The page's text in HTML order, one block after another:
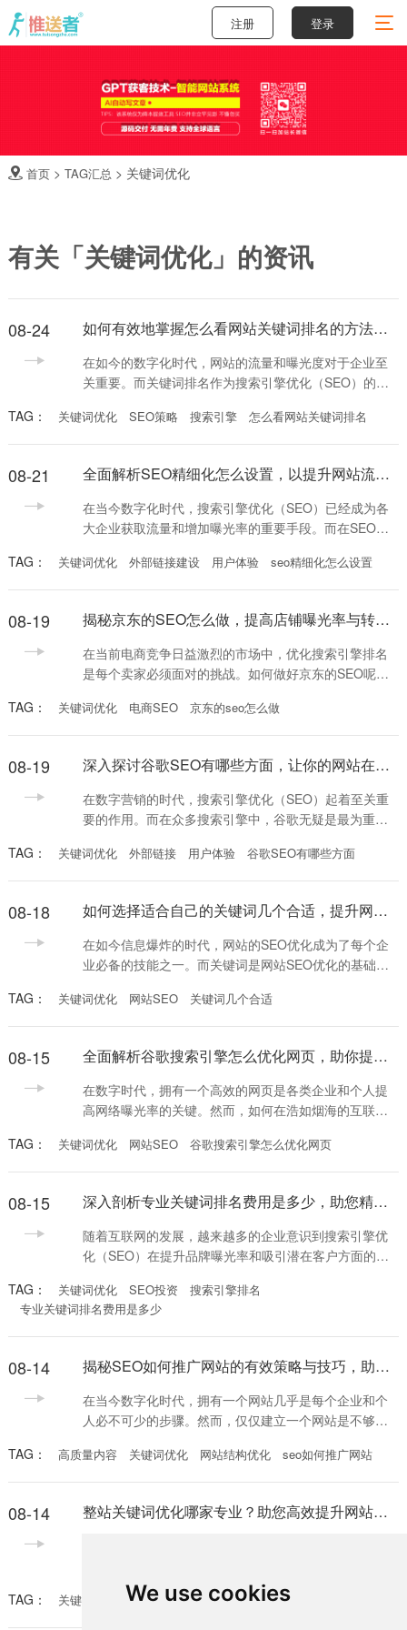
We use cookies
登录
注册
 首页> TAG汇总 > 关键词优化
有关「关键词优化」的资讯
08-24 如何有效地掌握怎么看网站关键词排名的方法和技巧
在如今的数字化时代，网站的流量和曝光度对于企业至
关重要。而关键词排名作为搜索引擎优化（SEO）的核
了解怎么看网站关键词排名变得尤为重要。通过掌握这
一技能，您能够更好地优化网站，提升其在搜索引擎中
的工具。目前市面上有众多免费的和付费的工具可以帮
助企业主和SEO从业者监测关键词排名，如Google
TAG： 关键词优化 SEO策略 搜索引擎 怎么看网站关键词排名
08-21 全面解析SEO精细化怎么设置，以提升网站流量和排名
在当今数字化时代，搜索引擎优化（SEO）已经成为各
大企业获取流量和增加曝光率的重要手段。而在SEO的
SEO精细化怎么设置呢？本文将深入探讨这一话题，并
提供切实可行的策略。 首先，我们需要了解SEO精细化
的核心概念。SEO精细化不仅仅是关键词的优化，还包
括对网站结构、内容、用户体验等多方面的考量。在设
置SEO策略时，必须围绕用户的需求进行全面的分析
TAG： 关键词优化 外部链接建设 用户体验 seo精细化怎么设置
08-19 揭秘京东的SEO怎么做，提高店铺曝光率与转化率的有效策略
在当前电商竞争日益激烈的市场中，优化搜索引擎排名
是每个卖家必须面对的挑战。如何做好京东的SEO呢？
此，掌握有效的SEO策略，对于提高店铺的综合表现至
关重要。 首先，关键词研究是京东的SEO怎么做的核
心。卖家需要通过工具进行全面的关键词分析，找出用
户搜索的关键短语。这些关键词应覆盖产品的主要特
征、用途以及相关的流行词汇。确定了关键词之后，合
理地将
TAG： 关键词优化 电商SEO 京东的seo怎么做
08-19 深入探讨谷歌SEO有哪些方面，让你的网站在搜索引擎中脱颖而出
在数字营销的时代，搜索引擎优化（SEO）起着至关重
要的作用。而在众多搜索引擎中，谷歌无疑是最为重要
有哪些方面”显得尤为重要。本文将详细解析谷歌SEO的
核心要素，让你的网站能够更好地被搜索引擎识别和推
确的关键词是提高网站搜索排名的关键。关键词应该与
目标观众的搜索习惯相契合，而且需要分散在网站
TAG： 关键词优化 外部链接 用户体验 谷歌SEO有哪些方面
08-18 如何选择适合自己的关键词几个合适，提升网站SEO效果
在如今信息爆炸的时代，网站的SEO优化成为了每个企
业必备的技能之一。而关键词是网站SEO优化的基础，
文将为您揭示这个问题，并为您提供一些实用的建议，
助力您的网站在搜索引擎上获得更好的排名。 首先，我
们需要明确，关键词几个合适，通常与网站的主题和目
标受众密切相关。选择的关键词不仅要与网站内容相
关，还要考虑用户的搜索习惯。一般来说，每个页面应
该围绕
TAG： 关键词优化 网站SEO 关键词几个合适
08-15 全面解析谷歌搜索引擎怎么优化网页，助你提升网站排名的实用技巧
在数字时代，拥有一个高效的网页是各类企业和个人提
高网络曝光率的关键。然而，如何在浩如烟海的互联网
销人员关注的焦点。谷歌搜索引擎怎么优化网页，是当
前搜索引擎优化（SEO）的重要课题。下面，我们将探
讨一些优化网页的方法，帮助你提升在谷歌搜索引擎中
的排名。 首先，理解谷歌的搜索算法是优化网页的基
础。谷歌使用复杂的算法评估网页内容的质量和相关
性。要提高
TAG： 关键词优化 网站SEO 谷歌搜索引擎怎么优化网页
08-15 深入剖析专业关键词排名费用是多少，助您精准预算SEO投资
随着互联网的发展，越来越多的企业意识到搜索引擎优
化（SEO）在提升品牌曝光率和吸引潜在客户方面的重
的问题：专业关键词排名费用是多少？通过了解这一费
用，企业可以更好地制定自己的SEO策略，合理分配预
算，实现预期的营销目标。 首先，我们需要明确影响专
业关键词排名费用的几个重要因素。关键词的竞争程度
是第一个因素。某些行业的关键词竞争非常激烈，如金
融、
TAG： 关键词优化 SEO投资
搜索引擎排名
专业关键词排名费用是多少
08-14 揭秘SEO如何推广网站的有效策略与技巧，助你快速提升排名
在当今数字化时代，拥有一个网站几乎是每个企业和个
人必不可少的步骤。然而，仅仅建立一个网站是不够
题。这其中，SEO（搜索引擎优化）作为一种重要的网
络营销手段，越来越受到重视。那么，SEO如何推广网
站？本文将探讨几个关键的策略与技巧。 首先，了解关
键词的重要性是推广网站的第一步。SEO如何推广网站
TAG： 高质量内容 关键词优化 网站结构优化 seo如何推广网站
08-14 整站关键词优化哪家专业？助您高效提升网站流量与排名的最佳选择
流量和搜索排名的重要手段之一。面对市场上众多的服
务提供商，整站关键词优化哪家专业，成为了许多企业
TAG： 关键词优化 网站流量提升 整站关键词优化哪家专业